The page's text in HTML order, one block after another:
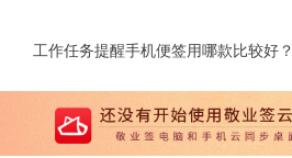
工作任务提醒手机便签用哪款比较好？